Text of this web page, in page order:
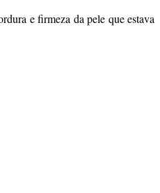
e firmeza da pele que estava